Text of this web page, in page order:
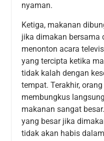
nyaman.
Ketiga, makanan
jika dimakan bersama
menonton acara
yang tercipta ketika
tidak kalah dengan
tempat. Terakhir,
membungkus
makanan sangat
yang besar jika
tidak akan habis